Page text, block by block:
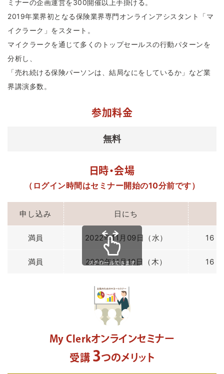
ミナーの企画運営を300開催以上手掛ける。
2019年業界初となる保険業界専門オンラインアシスタント「マ
イクラーク」をスタート。
マイクラークを通じて多くのトップセールスの行動パターンを
分析し、
「売れ続ける保険パーソンは、結局なにをしているか」など業
界講演多数。
参加料金
無料
日時・会場
（ログイン時間はセミナー開始の10分前です）
申し込み 日にち
満員 2022年11月09日（水） 16
満員 2022年11月10日（木） 16
スクロールできます
My Clerkオンラインセミナー
受講 3つのメリット